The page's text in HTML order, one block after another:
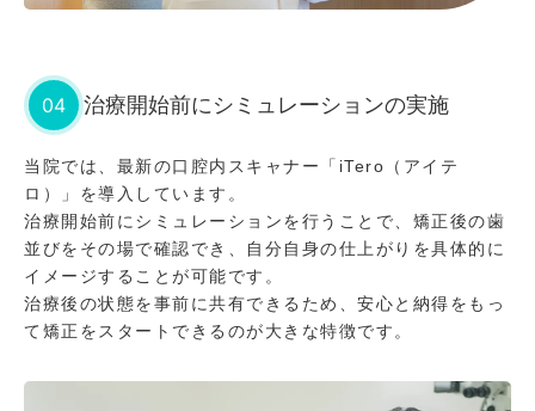
04 治療開始前にシミュレーションの実施
当院では、最新の口腔内スキャナー「iTero（アイテ
ロ）」を導入しています。
治療開始前にシミュレーションを行うことで、矯正後の歯
並びをその場で確認でき、自分自身の仕上がりを具体的に
イメージすることが可能です。
治療後の状態を事前に共有できるため、安心と納得をもっ
て矯正をスタートできるのが大きな特徴です。